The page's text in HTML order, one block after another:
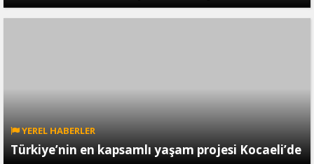
YEREL HABERLER
Türkiye’nin en kapsamlı yaşam projesi Kocaeli’de